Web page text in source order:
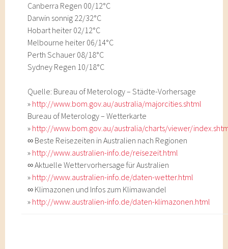
Canberra Regen 00/12°C
Darwin sonnig 22/32°C
Hobart heiter 02/12°C
Melbourne heiter 06/14°C
Perth Schauer 08/18°C
Sydney Regen 10/18°C
Quelle: Bureau of Meterology – Städte-Vorhersage
» http://www.bom.gov.au/australia/majorcities.shtml
Bureau of Meterology – Wetterkarte
» http://www.bom.gov.au/australia/charts/viewer/
∞ Beste Reisezeiten in Australien nach Regionen
» http://www.australien-info.de/reisezeit.html
∞ Aktuelle Wettervorhersage für Australien
» http://www.australien-info.de/daten-wetter.html
∞ Klimazonen und Infos zum Klimawandel
» http://www.australien-info.de/daten-klimazonen.html